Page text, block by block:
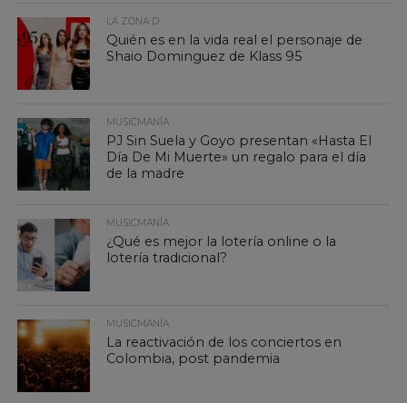
LA ZONA D
Quién es en la vida real el personaje de
Shaio Dominguez de Klass 95
MUSICMANÍA
PJ Sin Suela y Goyo presentan «Hasta El
Día De Mi Muerte» un regalo para el día
de la madre
MUSICMANÍA
¿Qué es mejor la lotería online o la
lotería tradicional?
MUSICMANÍA
La reactivación de los conciertos en
Colombia, post pandemia